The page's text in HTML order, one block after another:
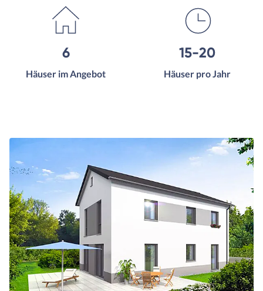
6
Häuser im Angebot
15-20
Häuser pro Jahr